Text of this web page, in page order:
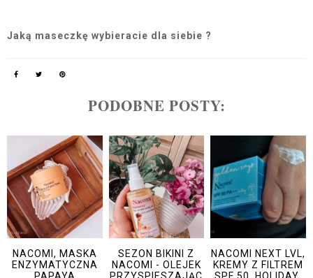
Jaką maseczkę wybieracie dla siebie ?
PODOBNE POSTY:
NACOMI, MASKA
ENZYMATYCZNA
SEZON BIKINI Z
NACOMI - OLEJEK
NACOMI NEXT LVL,
KREMY Z FILTREM